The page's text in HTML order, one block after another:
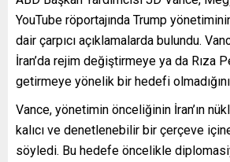
YouTube röportajında Trump
dair çarpıcı açıklamalarda bulundu.
İran’da rejim değiştirmeye ya da Rıza
getirmeye yönelik bir hedefi
Vance, yönetimin önceliğinin İran’ın
kalıcı ve denetlenebilir bir çerçeve
söyledi. Bu hedefe öncelikle